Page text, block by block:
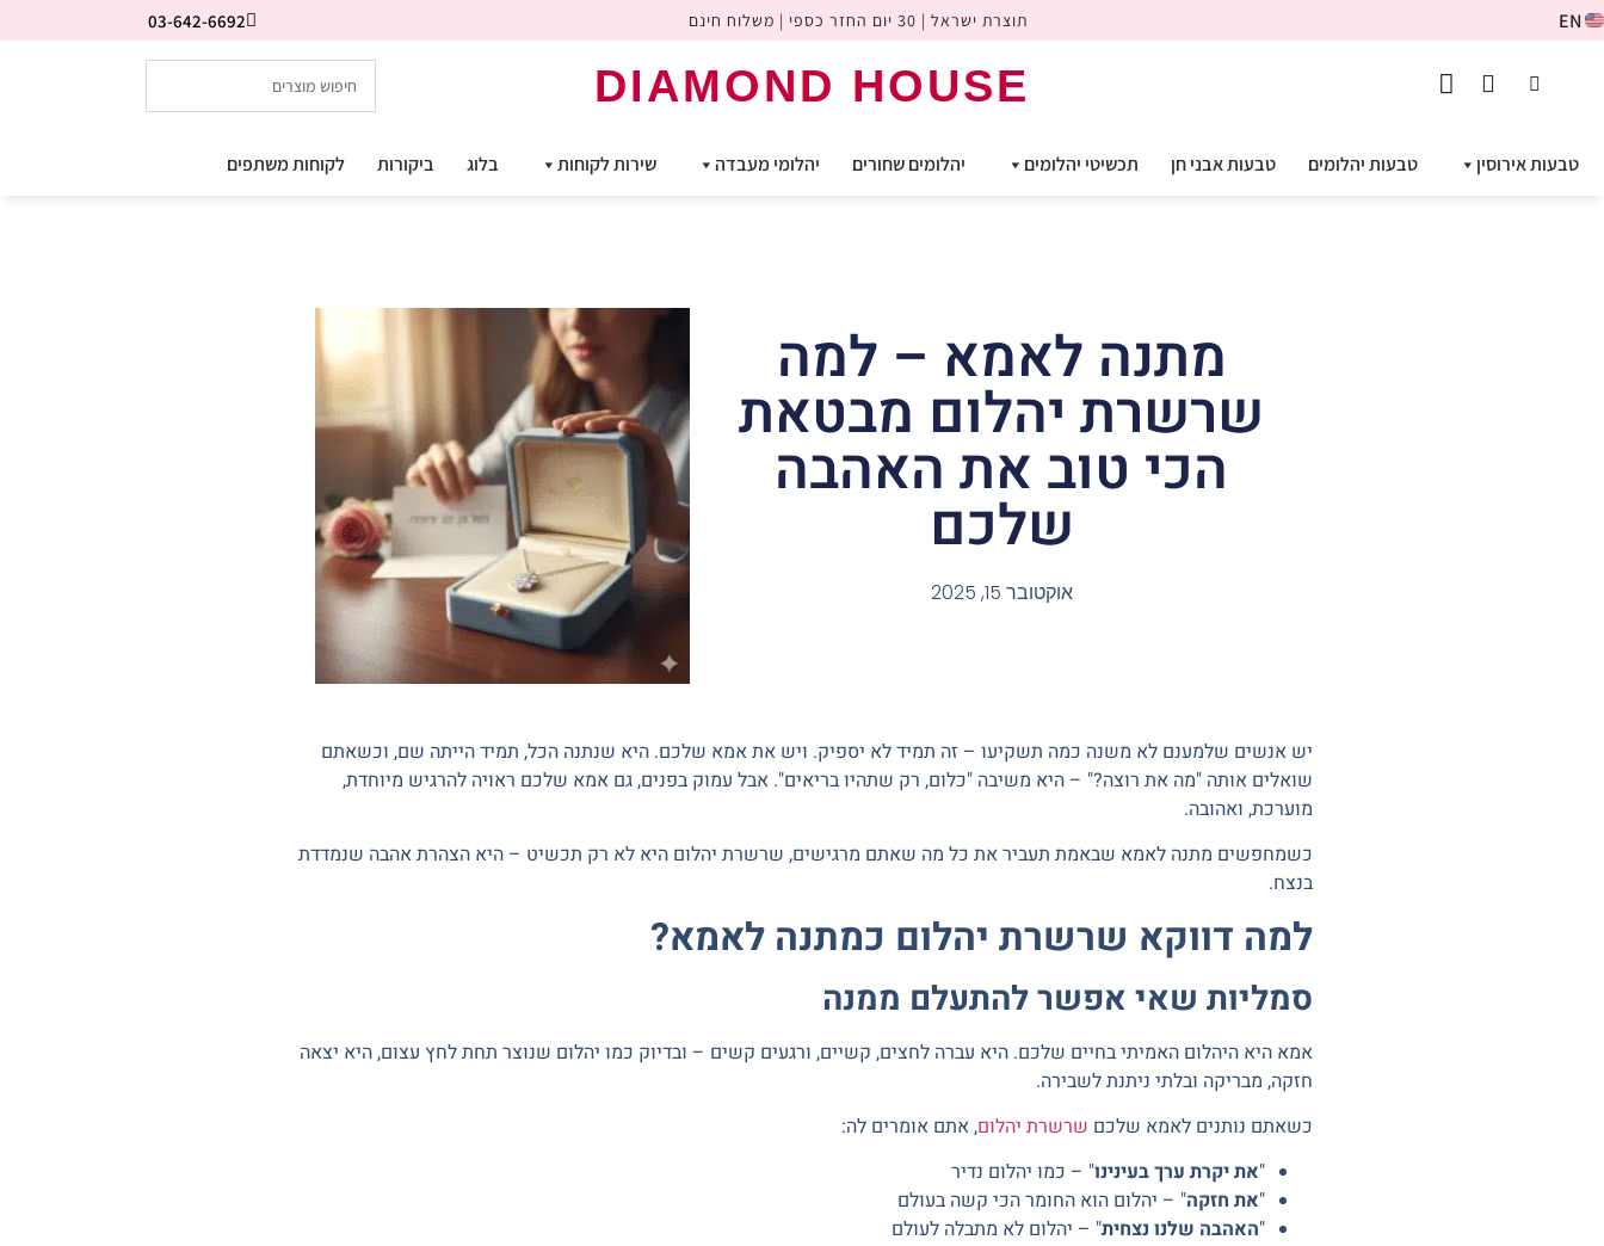
EN תוצרת ישראל | 30 יום החזר כספי | משלוח חינם 03-642-6692
DIAMOND HOUSE
טבעות אירוסין טבעות יהלומים טבעות אבני חן תכשיטי יהלומים יהלומים שחורים יהלומי מעבדה שירות לקוחות בלוג ביקורות לקוחות משתפים
מתנה לאמא – למה
שרשרת יהלום מבטאת
הכי טוב את האהבה
שלכם
אוקטובר 15, 2025
יש אנשים שלמענם לא משנה כמה תשקיעו – זה תמיד לא יספיק. ויש את אמא שלכם. היא שנתנה הכל, תמיד הייתה שם, וכשאתם
שואלים אותה "מה את רוצה?" – היא משיבה "כלום, רק שתהיו בריאים". אבל עמוק בפנים, גם אמא שלכם ראויה להרגיש מיוחדת,
מוערכת, ואהובה.
כשמחפשים מתנה לאמא שבאמת תעביר את כל מה שאתם מרגישים, שרשרת יהלום היא לא רק תכשיט – היא הצהרת אהבה שנמדדת
בנצח.
למה דווקא שרשרת יהלום כמתנה לאמא?
סמליות שאי אפשר להתעלם ממנה
אמא היא היהלום האמיתי בחיים שלכם. היא עברה לחצים, קשיים, ורגעים קשים – ובדיוק כמו יהלום שנוצר תחת לחץ עצום, היא יצאה
חזקה, מבריקה ובלתי ניתנת לשבירה.
כשאתם נותנים לאמא שלכם שרשרת יהלום, אתם אומרים לה:
"את יקרת ערך בעינינו" – כמו יהלום נדיר
"את חזקה" – יהלום הוא החומר הכי קשה בעולם
"האהבה שלנו נצחית" – יהלום לא מתבלה לעולם